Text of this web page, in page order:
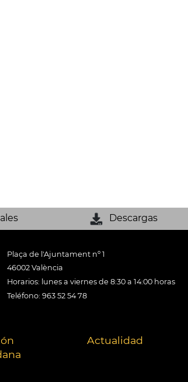
Descargas
Plaça de l'Ajuntament nº 1
46002 València
Horarios: lunes a viernes de 8:30 a 14:00 horas
Teléfono: 963 52 54 78
Actualidad